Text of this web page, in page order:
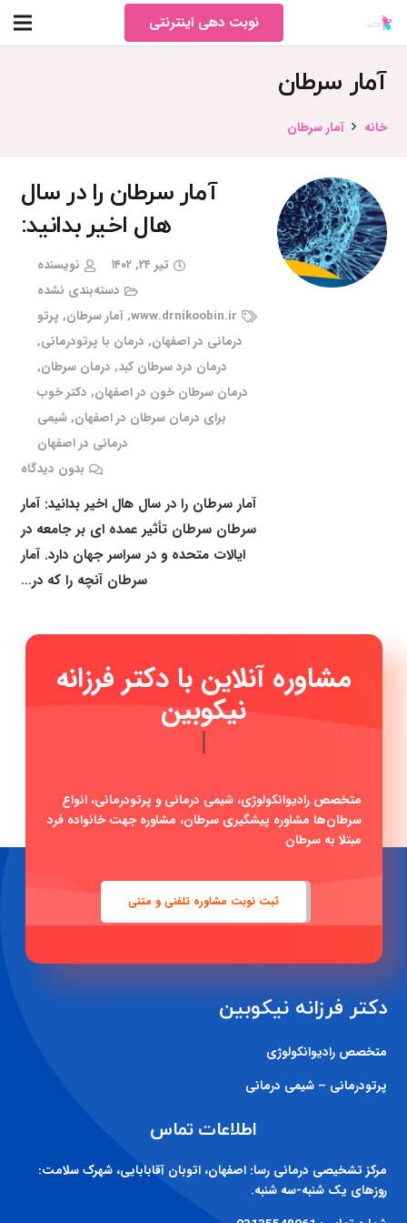
نوبت دهی اینترنتی
آمار سرطان
خانه آمار سرطان
آمار سرطان را در سال
هال اخیر بدانید:
تیر ۲۴, ۱۴۰۲
نویسنده
دسته‌بندی نشده
www.drnikoobin.ir
,آمار سرطان, پرتو
درمانی در اصفهان, درمان با پرتودرمانی,
درمان درد سرطان کبد, درمان سرطان,
درمان سرطان خون در اصفهان, دکتر خوب
برای درمان سرطان در اصفهان,شیمی
درمانی در اصفهان
بدون دیدگاه
آمار سرطان را در سال هال اخیر بدانید: آمار
سرطان سرطان تأثیر عمده ای بر جامعه در
ایالات متحده و در سراسر جهان دارد. آمار
سرطان آنچه را که در…
مشاوره آنلاین با دکتر فرزانه
نیکوبین
|
متخصص رادیوانکولوژی، شیمی درمانی و پرتودرمانی، انواع
سرطان‌ها مشاوره پیشگیری سرطان، مشاوره جهت خانواده فرد
مبتلا به سرطان
ثبت نوبت مشاوره تلفنی و متنی
دکتر فرزانه نیکوبین
متخصص رادیوانکولوژی
پرتودرمانی – شیمی درمانی
اطلاعات تماس
مرکز تشخیصی درمانی رسا: اصفهان، اتوبان آقابابایی، شهرک سلامت:
روزهای یک شنبه-سه شنبه.